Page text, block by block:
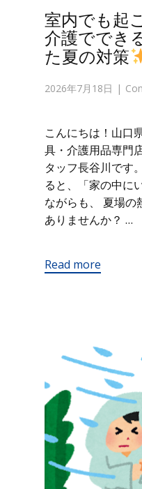
室内でも起
介護ででき
た夏の対策
2026年7月18日
こんにちは！山口
具・介護用品専門
タッフ長谷川で
ると、「家の中に
ながらも、 夏場の
ありませんか？ …
Read more